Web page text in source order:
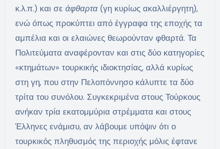
κ.λ.π.) και σε άφθαρτα(γη κυρίως ακαλλιέργητη),
ενώ όπως προκύπτει από έγγραφα της εποχής τα
αμπέλια και οι ελαιώνες θεωρούνταν φθαρτά. Τα
Πολιτεύματα αναφέρονταν και στις δύο κατηγορίες
«κτημάτων» τουρκικής ιδιοκτησίας, αλλά κυρίως
στη γη, που στην Πελοπόννησο κάλυπτε τα δύο
τρίτα του συνόλου. Συγκεκριμένα στους Τούρκους
ανήκαν τρία εκατομμύρια στρέμματα και στους
Έλληνες ενάμισυ, αν λάβουμε υπόψιν ότι ο
τουρκικός πληθυσμός της περιοχής μόλις έφτανε